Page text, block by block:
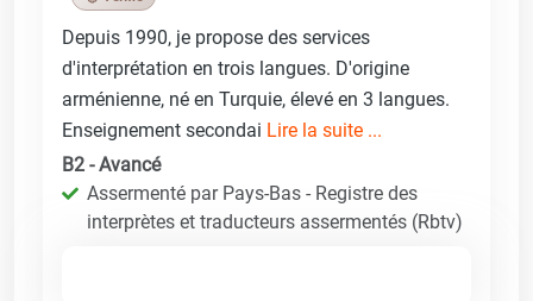
Depuis 1990, je propose des services
d'interprétation en trois langues. D'origine
arménienne, né en Turquie, élevé en 3 langues.
Enseignement secondai Lire la suite ...
B2 - Avancé
Assermenté par Pays-Bas - Registre des
interprètes et traducteurs assermentés (Rbtv)